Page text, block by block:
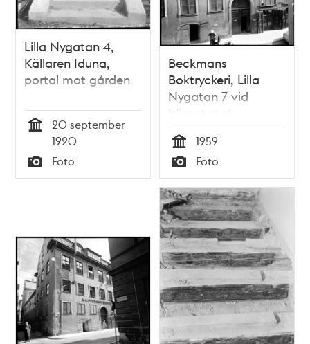
Lilla Nygatan 4,
Källaren Iduna,
portal mot gården
20 september
1920
Typ
Foto
Beckmans
Boktryckeri, Lilla
Nygatan 7 vid
hörnet mot
Yxsmedsgränd.
Tid
1959
Typ
Foto